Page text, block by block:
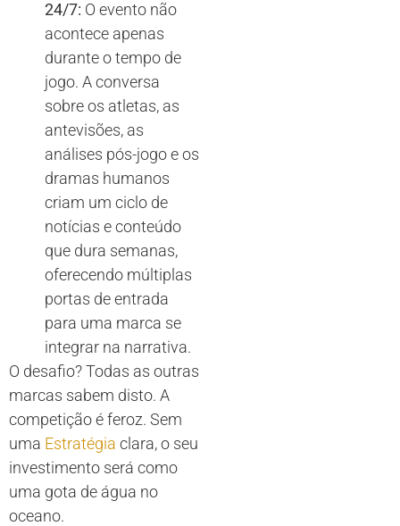
24/7: O evento não
acontece apenas
durante o tempo de
jogo. A conversa
sobre os atletas, as
antevisões, as
análises pós-jogo e os
dramas humanos
criam um ciclo de
notícias e conteúdo
que dura semanas,
oferecendo múltiplas
portas de entrada
para uma marca se
integrar na narrativa.
O desafio? Todas as outras
marcas sabem disto. A
competição é feroz. Sem
uma Estratégia clara, o seu
investimento será como
uma gota de água no
oceano.